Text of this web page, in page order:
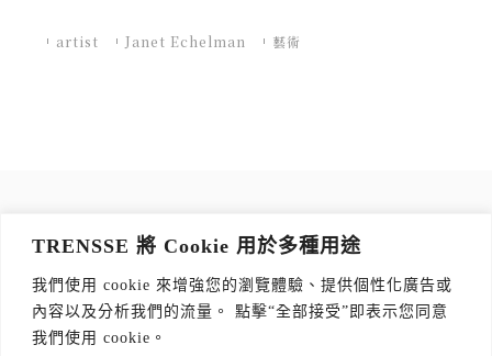
TRENSSE 將 Cookie 用於多種用途
我們使用 cookie 來增強您的瀏覽體驗、提供個性化廣告或
內容以及分析我們的流量。 點擊“全部接受”即表示您同意
我們使用 cookie。
artist Janet Echelman 藝術
讀出你的品味，每週獲取質感生活 Tips！
訂閱傳思電子報*